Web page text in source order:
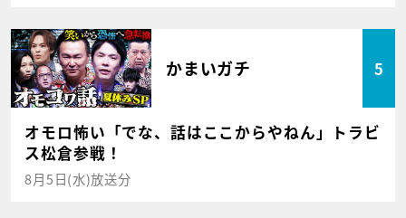
かまいガチ 5
オモロ怖い「でな、話はここからやねん」トラビ
ス松倉参戦！
8月5日(水)放送分